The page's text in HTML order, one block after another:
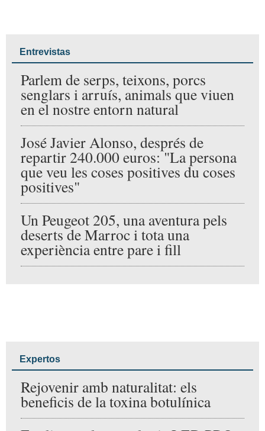
Un de cada cinc alcoians ha
nascut fora d'Espanya
Entrevistas
Parlem de serps, teixons, porcs
senglars i arruís, animals que
viuen en el nostre entorn
persona que veu les coses
positives du coses positives"
Un Peugeot 205, una aventura
pels deserts de Marroc i tota